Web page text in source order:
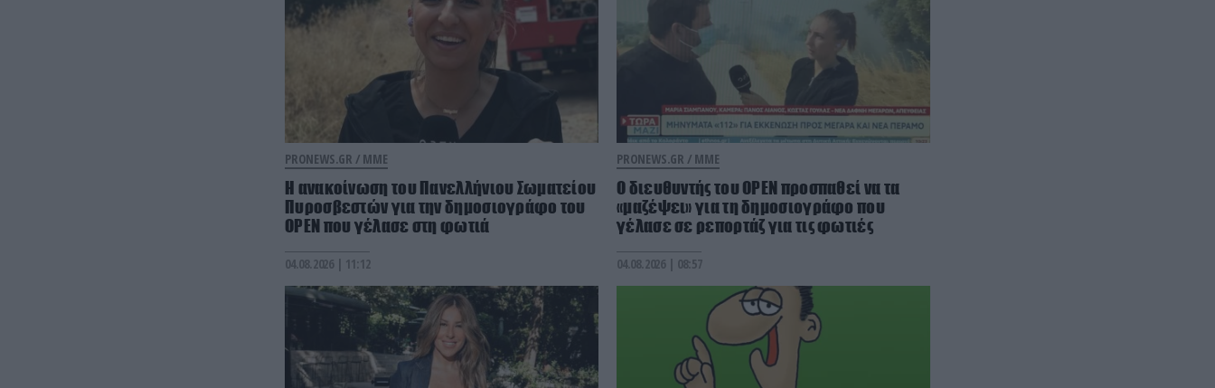
PRONEWS.GR / ΜΜΕ
Η ανακοίνωση του Πανελλήνιου Σωματείου
Πυροσβεστών για την δημοσιογράφο του
OPEN που γέλασε στη φωτιά
04.08.2026 | 11:12
PRONEWS.GR / ΜΜΕ
O διευθυντής του OPEN προσπαθεί να τα
«μαζέψει» για τη δημοσιογράφο που
γέλασε σε ρεπορτάζ για τις φωτιές
04.08.2026 | 08:57